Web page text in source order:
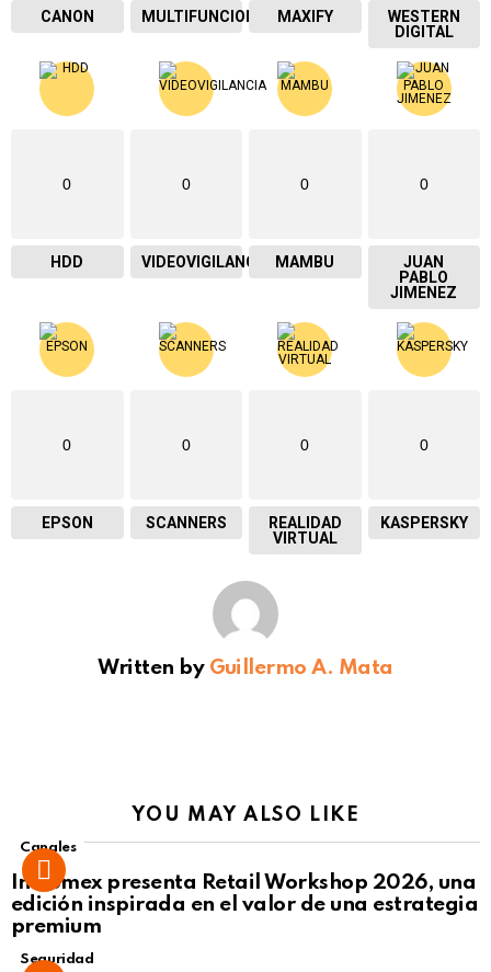
CANON MULTIFUNCIONAL MAXIFY
WESTERN
DIGITAL
0
HDD
0
VIDEOVIGILANCIA
0
MAMBU
0
JUAN
PABLO
JIMENEZ
0
EPSON
0
SCANNERS
0
REALIDAD
VIRTUAL
0
KASPERSKY
Written by Guillermo A. Mata
YOU MAY ALSO LIKE
Canales
Intcomex presenta Retail Workshop 2026, una
edición inspirada en el valor de una estrategia
premium
Seguridad